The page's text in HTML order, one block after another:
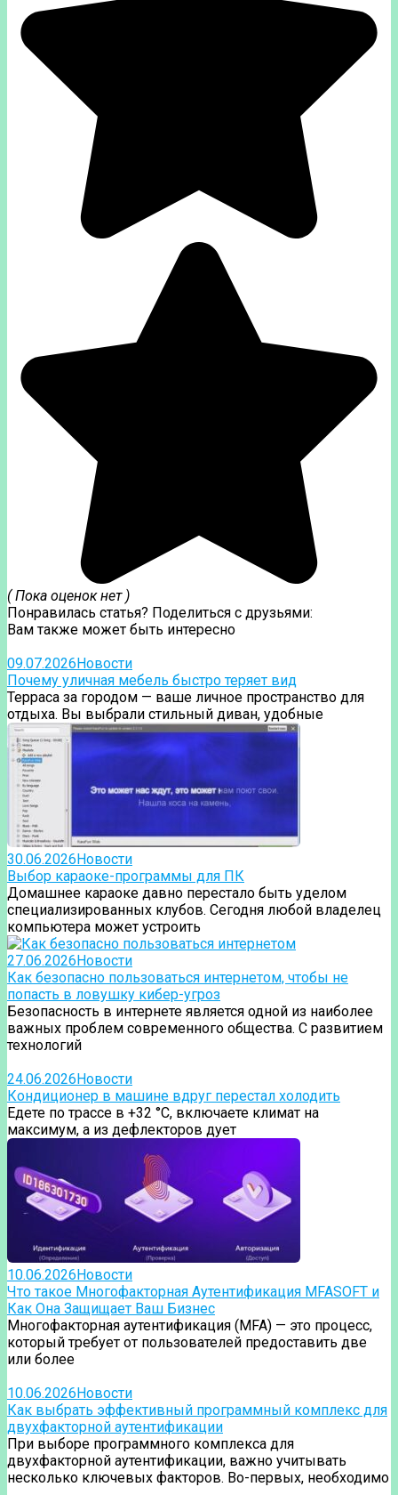
( Пока оценок нет )
Понравилась статья? Поделиться с друзьями:
Вам также может быть интересно
09.07.2026Новости
Почему уличная мебель быстро теряет вид
Терраса за городом — ваше личное пространство для
отдыха. Вы выбрали стильный диван, удобные
30.06.2026Новости
Выбор караоке-программы для ПК
Домашнее караоке давно перестало быть уделом
специализированных клубов. Сегодня любой владелец
компьютера может устроить
27.06.2026Новости
Как безопасно пользоваться интернетом, чтобы не
попасть в ловушку кибер-угроз
Безопасность в интернете является одной из наиболее
важных проблем современного общества. С развитием
технологий
24.06.2026Новости
Кондиционер в машине вдруг перестал холодить
Едете по трассе в +32 °C, включаете климат на
максимум, а из дефлекторов дует
10.06.2026Новости
Что такое Многофакторная Аутентификация MFASOFT и
Как Она Защищает Ваш Бизнес
Многофакторная аутентификация (MFA) — это процесс,
который требует от пользователей предоставить две
или более
10.06.2026Новости
Как выбрать эффективный программный комплекс для
двухфакторной аутентификации
При выборе программного комплекса для
двухфакторной аутентификации, важно учитывать
несколько ключевых факторов. Во-первых, необходимо